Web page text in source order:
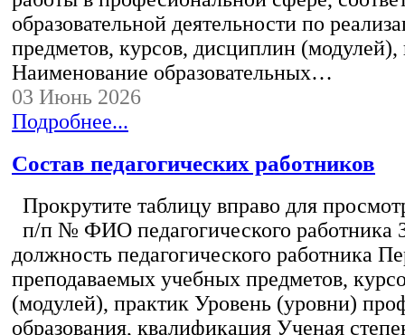
образовательной деятельности по
предметов, курсов, дисциплин (модулей),
Наименование образовательных…
03 Июнь 2026
Подробнее...
Состав педагогических работников
Прокрутите таблицу вправо для
п/п № ФИО педагогического работника
должность педагогического работника
преподаваемых учебных предметов,
(модулей), практик Уровень (уровни)
образования, квалификация Ученая